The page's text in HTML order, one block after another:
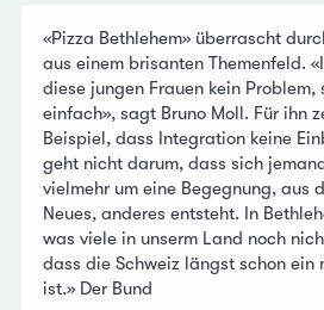
«Pizza Bethlehem» überrascht
aus einem brisanten Themenfeld.
diese jungen Frauen kein Problem,
einfach», sagt Bruno Moll. Für ihn
Beispiel, dass Integration keine
geht nicht darum, dass sich
vielmehr um eine Begegnung, aus
Neues, anderes entsteht. In
was viele in unserm Land noch
dass die Schweiz längst schon ein
ist.» Der Bund